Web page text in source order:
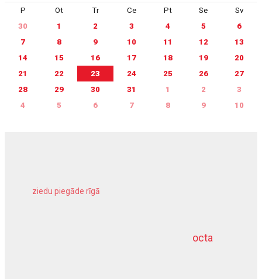
P
Ot Tr Ce Pt Se
Sv
30
1 2 3 4 5
6
7
8 9 10 11 12
13
14
15 16 17 18 19
20
21
22 23 24 25 26
27
28
29 30 31 1 2
3
4
5 6 7 8 9 10
octa
ziedu piegāde rīgā
dziļurbums